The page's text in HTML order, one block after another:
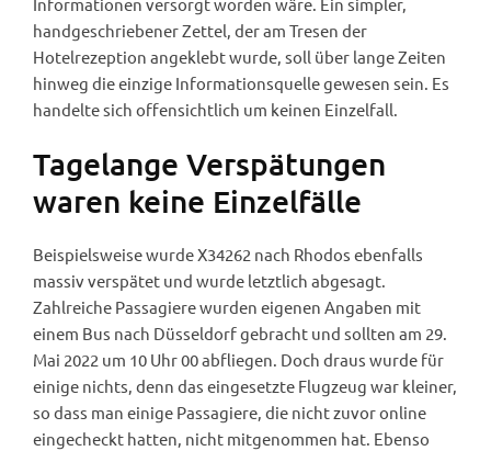
handgeschriebener Zettel, der am Tresen der
Hotelrezeption angeklebt wurde, soll über lange Zeiten
hinweg die einzige Informationsquelle gewesen sein. Es
handelte sich offensichtlich um keinen Einzelfall.
Tagelange Verspätungen
waren keine Einzelfälle
Beispielsweise wurde X34262 nach Rhodos ebenfalls
massiv verspätet und wurde letztlich abgesagt.
Zahlreiche Passagiere wurden eigenen Angaben mit
einem Bus nach Düsseldorf gebracht und sollten am 29.
Mai 2022 um 10 Uhr 00 abfliegen. Doch draus wurde für
einige nichts, denn das eingesetzte Flugzeug war kleiner,
so dass man einige Passagiere, die nicht zuvor online
eingecheckt hatten, nicht mitgenommen hat. Ebenso